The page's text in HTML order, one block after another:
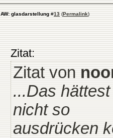
AW: glasdarstellung #13 (Permalink)
Zitat:
Zitat von
...Das
nicht so
ausdrücken